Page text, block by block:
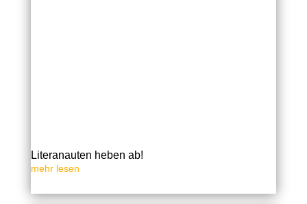
Literanauten heben ab!
mehr lesen